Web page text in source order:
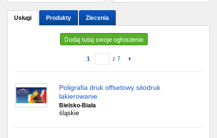
Usługi Produkty Zlecenia
Dodaj tutaj swoje ogłoszenie
1 z 7
Poligrafia druk offsetowy sitodruk
lakierowanie
Bielsko-Biała
śląskie
Katowice
Chorzów
Lublin